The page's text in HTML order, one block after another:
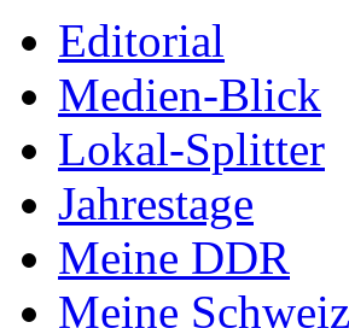
Editorial
Medien-Blick
Lokal-Splitter
Jahrestage
Meine DDR
Meine Schweiz